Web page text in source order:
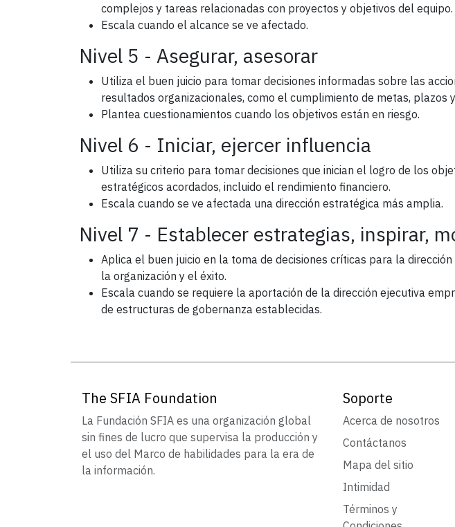
complejos y tareas relacionadas con proyectos y objetivos del equipo.
Escala cuando el alcance se ve afectado.
Nivel 5 - Asegurar, asesorar
Utiliza el buen juicio para tomar decisiones informadas sobre las
resultados organizacionales, como el cumplimiento de metas, plazos
Plantea cuestionamientos cuando los objetivos están en riesgo.
Nivel 6 - Iniciar, ejercer influencia
Utiliza su criterio para tomar decisiones que inician el logro de los
estratégicos acordados, incluido el rendimiento financiero.
Escala cuando se ve afectada una dirección estratégica más amplia.
Nivel 7 - Establecer estrategias, inspirar,
Aplica el buen juicio en la toma de decisiones críticas para la
la organización y el éxito.
Escala cuando se requiere la aportación de la dirección ejecutiva
de estructuras de gobernanza establecidas.
The SFIA Foundation
La Fundación SFIA es una organización global
sin fines de lucro que supervisa la producción y
el uso del Marco de habilidades para la era de
la información.
Soporte
Acerca de nosotros
Contáctanos
Mapa del sitio
Intimidad
Términos y